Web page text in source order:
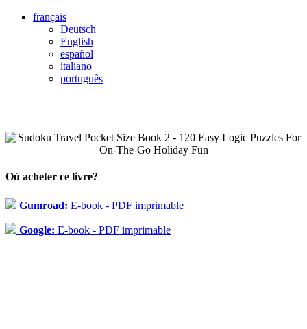
français
Deutsch
English
español
italiano
português
Où acheter ce livre?
Gumroad: E-book - PDF imprimable
Google: E-book - PDF imprimable